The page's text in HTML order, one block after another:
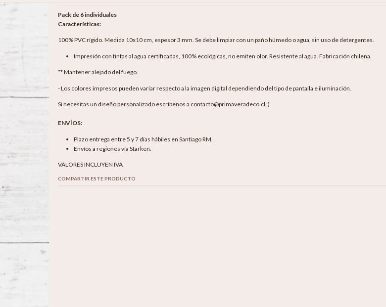
Pack de 6 individuales
Características:
100% PVC rígido. Medida 10x10 cm, espesor 3 mm. Se debe limpiar con un paño húmedo o agua, sin uso de detergentes.
Impresión con tintas al agua certificadas, 100% ecológicas, no emiten olor. Resistente al agua. Fabricación chilena.
** Mantener alejado del fuego.
- Los colores impresos pueden variar respecto a la imagen digital dependiendo del tipo de pantalla e iluminación.
Si necesitas un diseño personalizado escríbenos a contacto@primaveradeco.cl :)
ENVÍOS:
Plazo entrega entre 5 y 7 días hábiles en Santiago RM.
Envíos a regiones vía Starken.
VALORES INCLUYEN IVA
COMPARTIR ESTE PRODUCTO